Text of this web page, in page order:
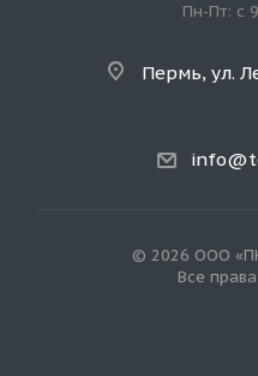
Пн-Пт: с
Пермь, ул.
© 2026 ООО
Все